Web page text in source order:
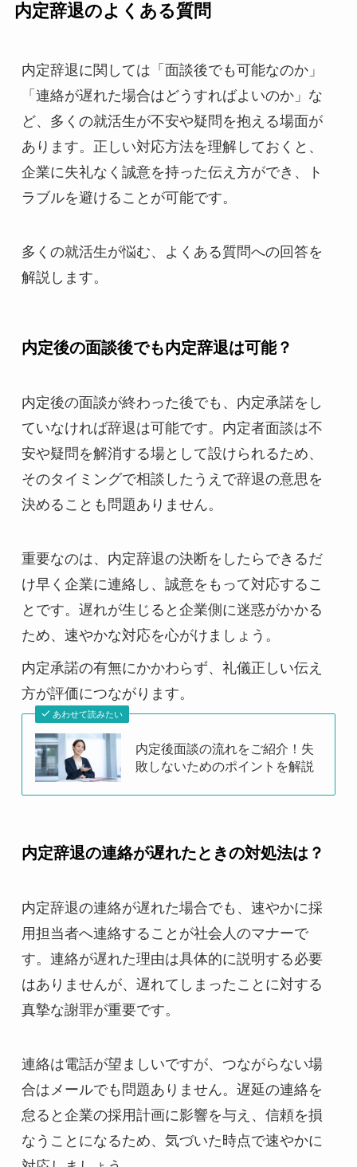
内定辞退のよくある質問
内定辞退に関しては「面談後でも可能なのか」
「連絡が遅れた場合はどうすればよいのか」な
ど、多くの就活生が不安や疑問を抱える場面が
あります。正しい対応方法を理解しておくと、
企業に失礼なく誠意を持った伝え方ができ、ト
ラブルを避けることが可能です。
多くの就活生が悩む、よくある質問への回答を
解説します。
内定後の面談後でも内定辞退は可能？
内定後の面談が終わった後でも、内定承諾をし
ていなければ辞退は可能です。内定者面談は不
安や疑問を解消する場として設けられるため、
そのタイミングで相談したうえで辞退の意思を
決めることも問題ありません。
重要なのは、内定辞退の決断をしたらできるだ
け早く企業に連絡し、誠意をもって対応するこ
とです。遅れが生じると企業側に迷惑がかかる
ため、速やかな対応を心がけましょう。
内定承諾の有無にかかわらず、礼儀正しい伝え
方が評価につながります。
あわせて読みたい
内定後面談の流れをご紹介！失
敗しないためのポイントを解説
内定辞退の連絡が遅れたときの対処法は？
内定辞退の連絡が遅れた場合でも、速やかに採
用担当者へ連絡することが社会人のマナーで
す。連絡が遅れた理由は具体的に説明する必要
はありませんが、遅れてしまったことに対する
真摯な謝罪が重要です。
連絡は電話が望ましいですが、つながらない場
合はメールでも問題ありません。遅延の連絡を
怠ると企業の採用計画に影響を与え、信頼を損
なうことになるため、気づいた時点で速やかに